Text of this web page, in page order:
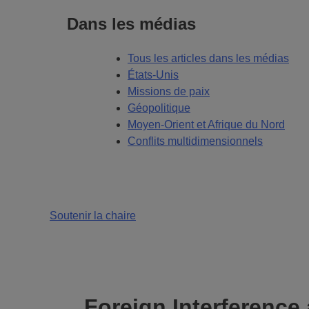
Dans les médias
Tous les articles dans les médias
États-Unis
Missions de paix
Géopolitique
Moyen-Orient et Afrique du Nord
Conflits multidimensionnels
Soutenir la chaire